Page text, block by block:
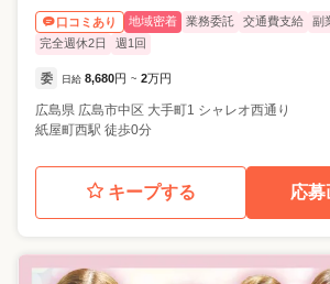
口コミあり 地域密着 業務委託 交通費支給
副
完全週休2日
週1回
委 日給 8,680円 ~ 2万円
広島県 広島市中区 大手町1 シャレオ西通り
紙屋町西駅 徒歩0分
キープする 応募